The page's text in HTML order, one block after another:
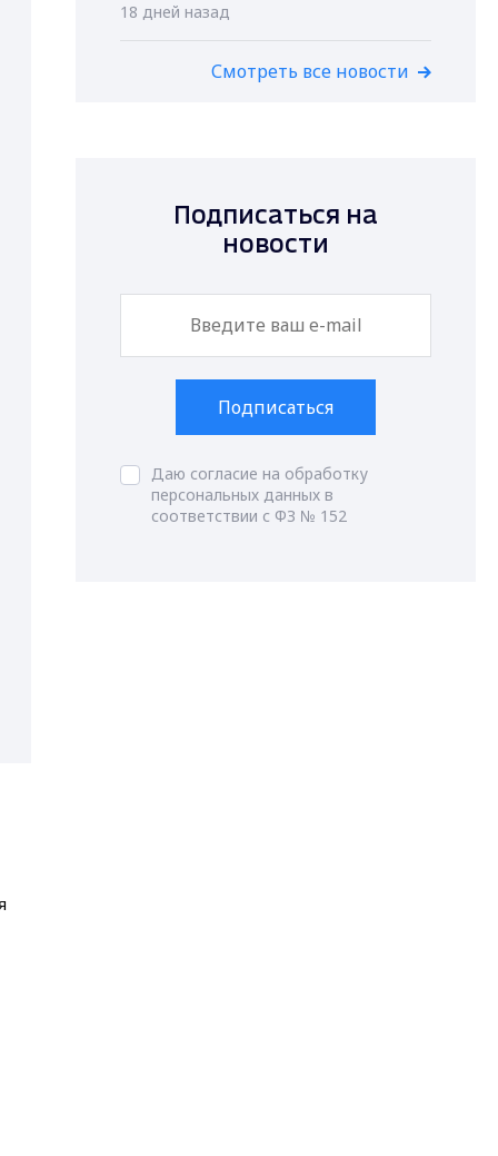
18 дней назад
Смотреть все новости
Подписаться на
новости
Подписаться
Даю согласие на обработку
персональных данных в
соответствии с ФЗ № 152